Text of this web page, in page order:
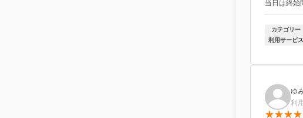
当日は終始
エアコン
カテゴリー
利用サービス
ゆ
利